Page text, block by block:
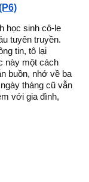
học sinh cô-le
tuyên truyền.
tin, tô lại
này một cách
buồn, nhớ về ba
tháng cũ vẫn
với gia đình,